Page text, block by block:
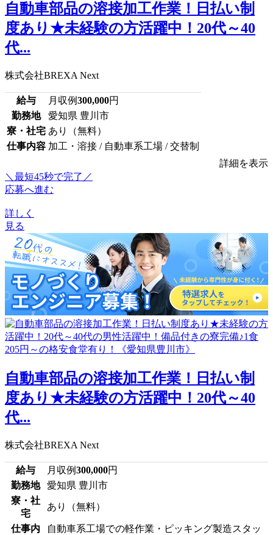
自動車部品の溶接加工作業！日払い制
度あり★未経験の方活躍中！20代～40
代...
株式会社BREXA Next
給与 月収例300,000円
勤務地
愛知県 豊川市
寮・社宅 あり（無料）
仕事内容 加工・溶接 / 自動車系工場 / 交替制
詳細を表示
＼最短45秒で完了／
応募へ進む
詳しく
見る
自動車部品の溶接加工作業！日払い制
度あり★未経験の方活躍中！20代～40
代...
株式会社BREXA Next
給与 月収例300,000円
勤務地
愛知県 豊川市
寮・社
宅
あり（無料）
仕事内
自動車系工場での軽作業・ピッキング製造スタッ